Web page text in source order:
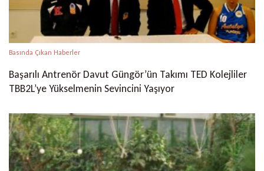
Basında Çıkan Haberler
Başarılı Antrenör Davut Güngör’ün Takımı TED Kolejliler
TBB2L’ye Yükselmenin Sevincini Yaşıyor